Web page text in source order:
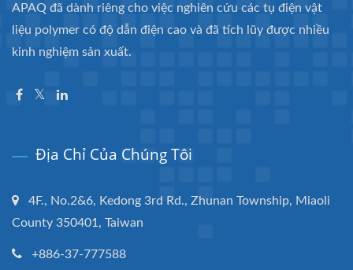
APAQ đã dành riêng cho việc nghiên cứu các tụ điện vật
liệu polymer có độ dẫn điện cao và đã tích lũy được nhiều
kinh nghiệm sản xuất.
Địa Chỉ Của Chúng Tôi
4F., No.2&6, Kedong 3rd Rd., Zhunan Township, Miaoli
County 350401, Taiwan
+886-37-777588